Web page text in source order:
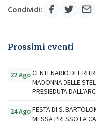
Condividi:
Prossimi eventi
22 Ago CENTENARIO DEL
MADONNA DELLE
PRESIEDUTA
24 Ago FESTA DI S.
MESSA PRESSO LA